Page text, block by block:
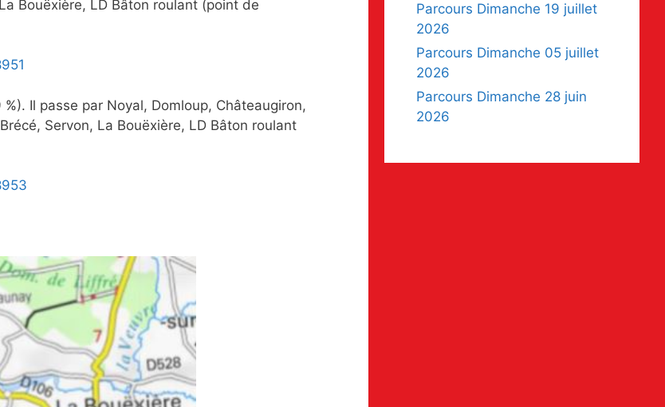
Bouëxière, LD Bâton roulant (point de
Il passe par Noyal, Domloup, Châteaugiron,
Servon, La Bouëxière, LD Bâton roulant
Parcours Dimanche 19 juillet
2026
Parcours Dimanche 05 juillet
2026
Parcours Dimanche 28 juin
2026